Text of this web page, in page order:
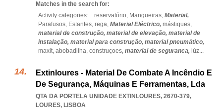
Matches in the search for:
Activity categories: ...reservatório, Mangueiras, Material,
Parafusos, Estantes, rega, Material Eléctrico, mástiques,
material de construção, material de elevação, material de
instalação, material para construção, material pneumático,
maxit, abobadilha, construçoes, material de seguranca, lúz...
Extinloures - Material De Combate A Incêndio E
De Segurança, Máquinas E Ferramentas, Lda
QTA DA PORTELA UNIDADE EXTINLOURES, 2670-379,
LOURES, LISBOA